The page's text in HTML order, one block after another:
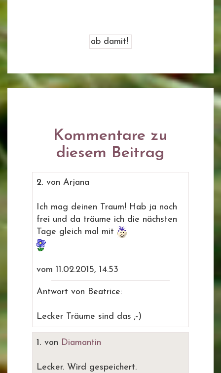
Kommentare zu
diesem Beitrag
2. von Arjana
Ich mag deinen Traum! Hab ja noch
frei und da träume ich die nächsten
Tage gleich mal mit
vom 11.02.2015, 14.53
Antwort von Beatrice:
Lecker Träume sind das ;-)
1. von Diamantin
Lecker. Wird gespeichert.